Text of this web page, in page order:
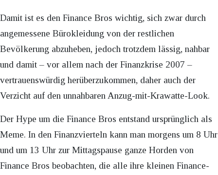
Damit ist es den Finance Bros wichtig, sich zwar durch
angemessene Bürokleidung von der restlichen
Bevölkerung abzuheben, jedoch trotzdem lässig, nahbar
und damit – vor allem nach der Finanzkrise 2007 –
vertrauenswürdig herüberzukommen, daher auch der
Verzicht auf den unnahbaren Anzug-mit-Krawatte-Look.
Der Hype um die Finance Bros entstand ursprünglich als
Meme. In den Finanzvierteln kann man morgens um 8 Uhr
und um 13 Uhr zur Mittagspause ganze Horden von
Finance Bros beobachten, die alle ihre kleinen Finance-